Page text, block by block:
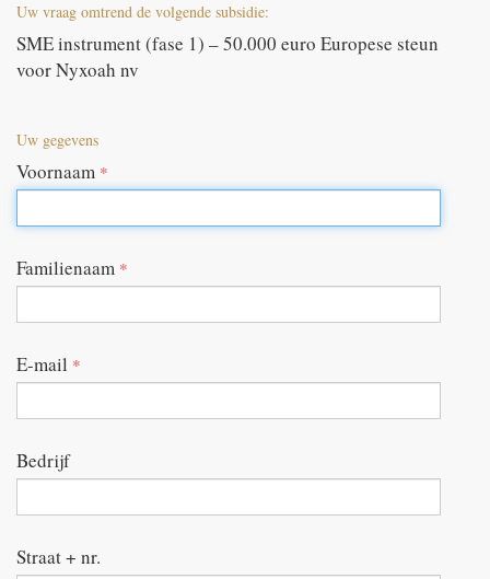
Uw vraag omtrend de volgende subsidie:
SME instrument (fase 1) – 50.000 euro Europese steun
voor Nyxoah nv
Uw gegevens
Voornaam *
Familienaam *
E-mail *
Bedrijf
Straat + nr.